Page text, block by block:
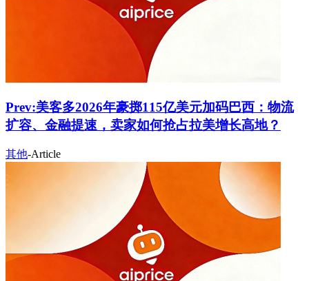
Prev:美客多2026年豪掷115亿美元加码巴西：物流
扩容、金融提速，卖家如何抢占拉美增长高地？
其他-Article